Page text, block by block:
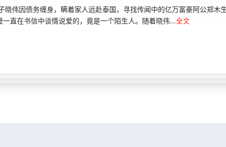
伟因债务缠身，瞒着家人远赴泰国，寻找传闻中的亿万富豪阿公郑木
直在书信中谈情说爱的，竟是一个陌生人。随着晓伟...全文